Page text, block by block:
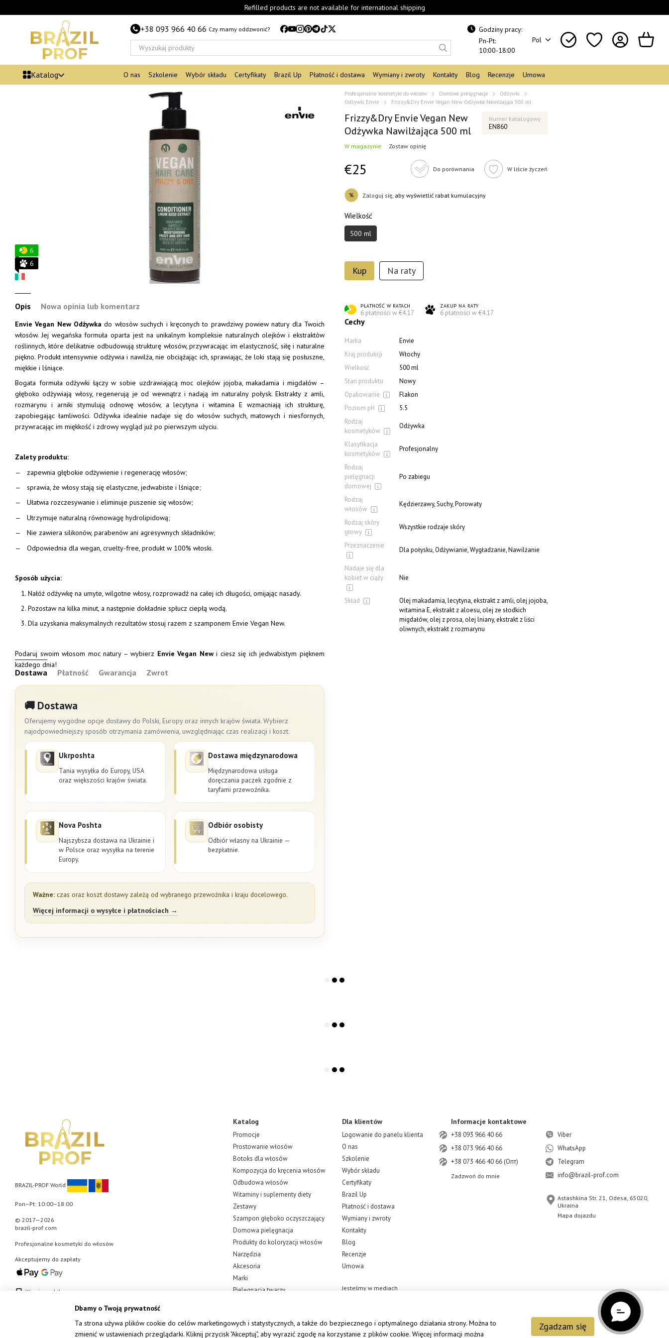
Refilled products are not available for international shipping
+38 093 966 40 66 Czy mamy oddzwonić?
Godziny pracy:
Pn-Pt:
10:00-18:00
Pol
Katalog O nas Szkolenie Wybór składu Certyfikaty Brazil Up Płatność i dostawa Wymiany i zwroty Kontakty Blog Recenzje Umowa
6
6
Opis Nowa opinia lub komentarz
Envie Vegan New Odżywka do włosów suchych i kręconych to prawdziwy powiew natury dla Twoich
włosów. Jej wegańska formuła oparta jest na unikalnym kompleksie naturalnych olejków i ekstraktów
roślinnych, które delikatnie odbudowują strukturę włosów, przywracając im elastyczność, siłę i naturalne
piękno. Produkt intensywnie odżywia i nawilża, nie obciążając ich, sprawiając, że loki stają się posłuszne,
miękkie i lśniące.
Bogata formuła odżywki łączy w sobie uzdrawiającą moc olejków jojoba, makadamia i migdałów –
głęboko odżywiają włosy, regenerują je od wewnątrz i nadają im naturalny połysk. Ekstrakty z amli,
rozmarynu i arniki stymulują odnowę włosów, a lecytyna i witamina E wzmacniają ich strukturę,
zapobiegając łamliwości. Odżywka idealnie nadaje się do włosów suchych, matowych i niesfornych,
przywracając im miękkość i zdrowy wygląd już po pierwszym użyciu.
Zalety produktu:
zapewnia głębokie odżywienie i regenerację włosów;
sprawia, że włosy stają się elastyczne, jedwabiste i lśniące;
Ułatwia rozczesywanie i eliminuje puszenie się włosów;
Utrzymuje naturalną równowagę hydrolipidową;
Nie zawiera silikonów, parabenów ani agresywnych składników;
Odpowiednia dla wegan, cruelty-free, produkt w 100% włoski.
Sposób użycia:
Nałóż odżywkę na umyte, wilgotne włosy, rozprowadź na całej ich długości, omijając nasady.
Pozostaw na kilka minut, a następnie dokładnie spłucz ciepłą wodą.
Dla uzyskania maksymalnych rezultatów stosuj razem z szamponem Envie Vegan New.
Podaruj swoim włosom moc natury – wybierz Envie Vegan Newi ciesz się ich jedwabistym pięknem
każdego dnia!
Dostawa Płatność Gwarancja Zwrot
🚚 Dostawa
Oferujemy wygodne opcje dostawy do Polski, Europy oraz innych krajów świata. Wybierz
najodpowiedniejszy sposób otrzymania zamówienia, uwzględniając czas realizacji i koszt.
Ukrposhta
Tania wysyłka do Europy, USA
oraz większości krajów świata.
Dostawa międzynarodowa
Międzynarodowa usługa
doręczania paczek zgodnie z
taryfami przewoźnika.
Nova Poshta
Najszybsza dostawa na Ukrainie i
w Polsce oraz wysyłka na terenie
Europy.
Odbiór osobisty
Odbiór własny na Ukrainie —
bezpłatnie.
Ważne: czas oraz koszt dostawy zależą od wybranego przewoźnika i kraju docelowego.
Więcej informacji o wysyłce i płatnościach →
Profesjonalne kosmetyki do włosów Domowa pielęgnacja
Odżywki
Odżywki Envie
Frizzy&Dry Envie Vegan New Odżywka Nawilżająca 500 ml
Frizzy&Dry Envie Vegan New
Odżywka Nawilżająca 500 ml
Numer katalogowy
EN860
W magazynie Zostaw opinię
€25 Do porównania W liście życzeń
% Zaloguj się , aby wyświetlić rabat kumulacyjny
Wielkość
500 ml
Kup Na raty
PŁATNOŚĆ W RATACH
6 płatności w €4.17
ZAKUP NA RATY
6 płatności w €4.17
Cechy
Marka
Envie
Kraj produkcji
Włochy
Wielkość
500 ml
Stan produktu
Nowy
Opakowanie
Flakon
Poziom pH
5.5
Rodzaj
kosmetyków
Odżywka
Klasyfikacja
kosmetyków
Profesjonalny
Rodzaj
pielęgnacji
domowej
Po zabiegu
Rodzaj
włosów
Kędzierzawy, Suchy, Porowaty
Rodzaj skóry
głowy
Wszystkie rodzaje skóry
Przeznaczenie
Dla połysku, Odżywianie, Wygładzanie, Nawilżanie
Nadaje się dla
kobiet w ciąży
Nie
Skład
Olej makadamia, lecytyna, ekstrakt z amli, olej jojoba,
witamina E, ekstrakt z aloesu, olej ze słodkich
migdałów, olej z prosa, olej lniany, ekstrakt z liści
oliwnych, ekstrakt z rozmarynu
BRAZIL-PROF World
Pon–Pt: 10:00–18:00
© 2017—2026
brazil-prof.com
Profesjonalne kosmetyki do włosów
Akceptujemy do zapłaty
Wersja mobilna
Katalog
Promocje
Prostowanie włosów
Botoks dla włosów
Kompozycja do kręcenia włosów
Odbudowa włosów
Witaminy i suplementy diety
Zestawy
Szampon głęboko oczyszczający
Domowa pielęgnacja
Produkty do koloryzacji włosów
Narzędzia
Akcesoria
Marki
Pielęgnacja twarzy
Dla klientów
Logowanie do panelu klienta
O nas
Szkolenie
Wybór składu
Certyfikaty
Brazil Up
Płatność i dostawa
Wymiany i zwroty
Kontakty
Blog
Recenzje
Umowa
Jesteśmy w mediach
Informacje kontaktowe
+38 093 966 40 66
+38 073 966 40 66
+38 073 466 40 66 (Опт)
Zadzwoń do mnie
Viber
WhatsApp
Telegram
info@brazil-prof.com
Astashkina Str. 21, Odesa, 65020,
Ukraina
Mapa dojazdu
Dbamy o Twoją prywatność
Ta strona używa plików cookie do celów marketingowych i statystycznych, a także do bezpiecznego i optymalnego działania strony. Można to
zmienić w ustawieniach przeglądarki. Kliknij przycisk "Akceptuj", aby wyrazić zgodę na korzystanie z plików cookie. Więcej informacji można
Zgadzam się